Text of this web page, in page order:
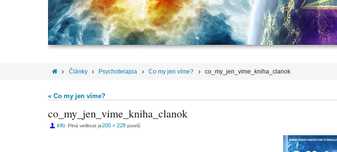
Články Psychoterapia Co my jen víme? co_my_jen_vime_kniha_clanok
« Co my jen víme?
co_my_jen_vime_kniha_clanok
info Plná velikost je200 × 228 pixelů